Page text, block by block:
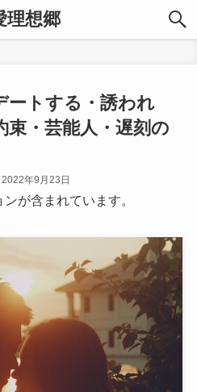
理想郷
ートする・誘われ
束・芸能人・遅刻の
2022年9月23日
が含まれています。